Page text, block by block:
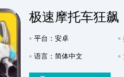
极速摩托车狂飙
平台：安卓
语言：简体中文